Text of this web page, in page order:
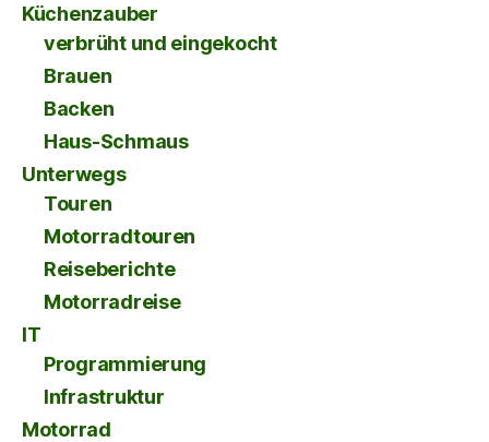
Küchenzauber
verbrüht und eingekocht
Brauen
Backen
Haus-Schmaus
Unterwegs
Touren
Motorradtouren
Reiseberichte
Motorradreise
IT
Programmierung
Infrastruktur
Motorrad